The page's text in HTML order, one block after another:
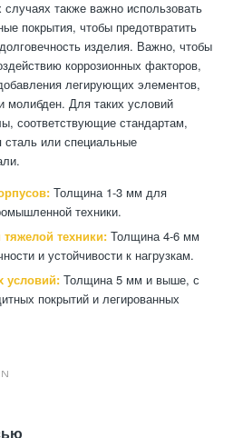
также важно использовать
покрытия, чтобы предотвратить
изделия. Важно, чтобы
коррозионных факторов,
легирующих элементов,
молибден. Для таких условий
соответствующие стандартам,
или специальные
Толщина 1-3 мм для
техники.
техники:Толщина 4-6 мм
и устойчивости к нагрузкам.
условий:Толщина 5 мм и выше, с
покрытий и легированных